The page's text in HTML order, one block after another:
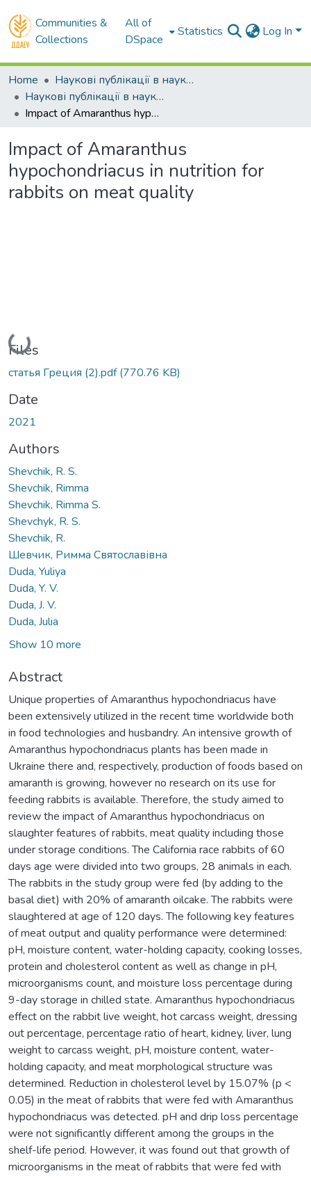
Communities &
Collections
All of
DSpace
Statistics Log In
Home
Наукові публікації в наукометричних базах Scopus та Web of Science
Наукові публікації в наукометричній базі Scopus
Impact of Amaranthus hypochondriacus in nutrition for rabbits on meat quality
Impact of Amaranthus
hypochondriacus in nutrition for
rabbits on meat quality
Loading...
Files
статья Греция (2).pdf(770.76 KB)
Date
2021
Authors
Shevchik, R. S.
Shevchik, Rimma
Shevchik, Rimma S.
Shevchyk, R. S.
Shevchik, R.
Шевчик, Римма Святославівна
Duda, Yuliya
Duda, Y. V.
Duda, J. V.
Duda, Julia
Show 10 more
Abstract
Unique properties of Amaranthus hypochondriacus have
been extensively utilized in the recent time worldwide both
in food technologies and husbandry. An intensive growth of
Amaranthus hypochondriacus plants has been made in
Ukraine there and, respectively, production of foods based on
amaranth is growing, however no research on its use for
feeding rabbits is available. Therefore, the study aimed to
review the impact of Amaranthus hypochondriacus on
slaughter features of rabbits, meat quality including those
under storage conditions. The California race rabbits of 60
days age were divided into two groups, 28 animals in each.
The rabbits in the study group were fed (by adding to the
basal diet) with 20% of amaranth oilcake. The rabbits were
slaughtered at age of 120 days. The following key features
of meat output and quality performance were determined:
pH, moisture content, water-holding capacity, cooking losses,
protein and cholesterol content as well as change in pH,
microorganisms count, and moisture loss percentage during
9-day storage in chilled state. Amaranthus hypochondriacus
effect on the rabbit live weight, hot carcass weight, dressing
out percentage, percentage ratio of heart, kidney, liver, lung
weight to carcass weight, рН, moisture content, water-
holding capacity, and meat morphological structure was
determined. Reduction in cholesterol level by 15.07% (р <
0.05) in the meat of rabbits that were fed with Amaranthus
hypochondriacus was detected. pH and drip loss percentage
were not significantly different among the groups in the
shelf-life period. However, it was found out that growth of
microorganisms in the meat of rabbits that were fed with